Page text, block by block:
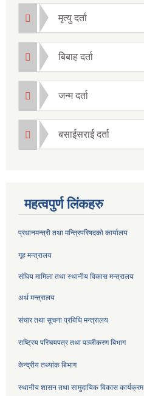
मृत्यु दर्ता
बिबाह दर्ता
जन्म दर्ता
बसाईसराई दर्ता
महत्वपुर्ण लिंकहरु
प्रधानमन्त्री तथा मन्त्रिपरिषदको कार्यालय
गृह मन्त्रालय
संघिय मामिला तथा स्थानीय विकास मन्त्रालय
अर्थ मन्त्रालय
संचार तथा सूचना प्रबिधि मन्त्रालय
राष्ट्रिय परिचयपत्र तथा पञ्जीकरण बिभाग
केन्द्रीय तथ्यांक बिभाग
स्थानीय शासन तथा सामुदायिक विकास कार्यक्रम